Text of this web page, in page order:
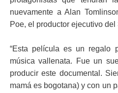
nuevamente a Alan
Poe, el productor ejecutivo del
“Esta película es un regalo
música vallenata. Fue un
producir este documental.
mamá es bogotana) y con un